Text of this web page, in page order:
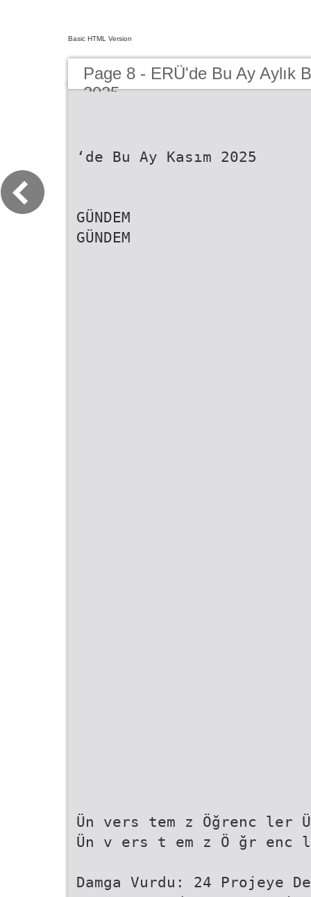
Basic HTML Version
Page 8 - ERÜ'de Bu Ay Aylık
2025
‘de Bu Ay Kasım 2025
GÜNDEM
GÜNDEM
Ün vers tem z Öğrenc ler
Ün v ers t em z Ö ğr enc
Damga Vurdu: 24 Projeye